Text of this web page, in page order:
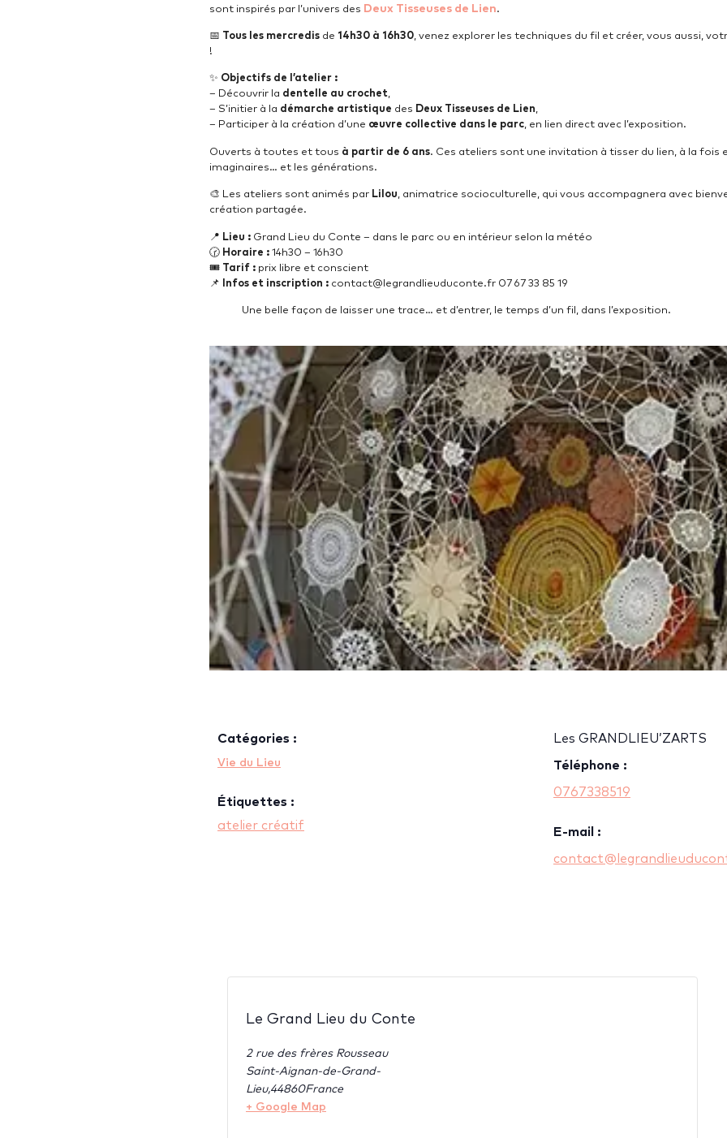
sont inspirés par l’univers des Deux Tisseuses de Lien.
📅 Tous les mercredis de 14h30 à 16h30, venez explorer les techniques du fil et créer, vous aussi,
!
✨ Objectifs de l’atelier :
– Découvrir la dentelle au crochet,
– S’initier à la démarche artistique des Deux Tisseuses de Lien,
– Participer à la création d’une œuvre collective dans le parc, en lien direct avec l’exposition.
Ouverts à toutes et tous à partir de 6 ans. Ces ateliers sont une invitation à tisser du lien, à la fois
imaginaires… et les générations.
🎨 Les ateliers sont animés par Lilou, animatrice socioculturelle, qui vous accompagnera avec
création partagée.
📍 Lieu : Grand Lieu du Conte – dans le parc ou en intérieur selon la météo
🕝 Horaire : 14h30 – 16h30
🎟️ Tarif : prix libre et conscient
📌
Infos et inscription : contact@legrandlieuduconte.fr 07 67 33 85 19
Une belle façon de laisser une trace… et d’entrer, le temps d’un fil, dans l’exposition.
Catégories :
Vie du Lieu
Étiquettes :
atelier créatif
Les GRANDLIEU’ZARTS
Téléphone :
0767338519
E-mail :
Le Grand Lieu du Conte
2 rue des frères Rousseau
Saint-Aignan-de-Grand-
Lieu,44860France
+ Google Map